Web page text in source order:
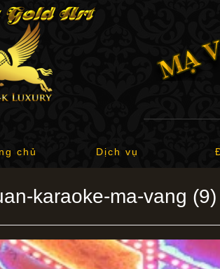
chủ Dịch vụ
karaoke-ma-vang (9)